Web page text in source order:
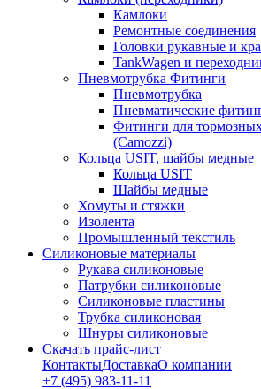
Камлоки
Ремонтные соединения
Головки рукавные и
TankWagen и
Пневмотрубка Фитинги
Пневмотрубка
Пневматические
Фитинги для
(Camozzi)
Кольца USIT, шайбы медные
Кольца USIT
Шайбы медные
Хомуты и стяжки
Изолента
Промышленный текстиль
Силиконовые материалы
Рукава силиконовые
Патрубки силиконовые
Силиконовые пластины
Трубка силиконовая
Шнуры силиконовые
Скачать прайс-лист
КонтактыДоставкаО компании
+7 (495) 983-11-11